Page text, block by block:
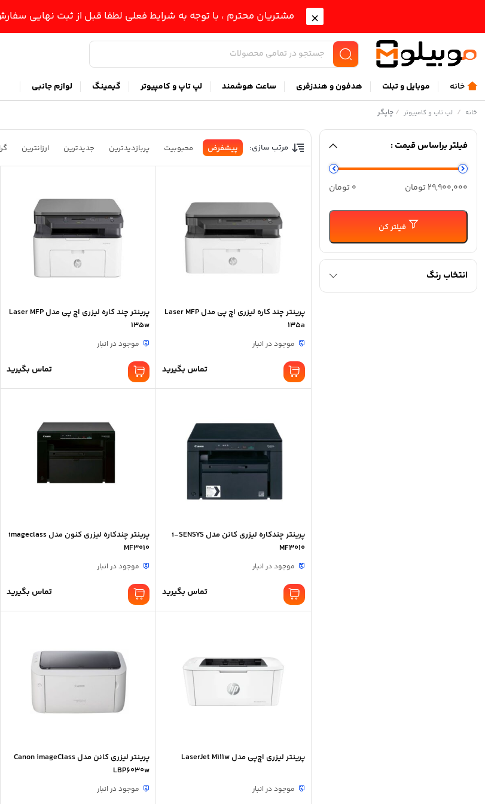
مشتریان محترم ، با توجه به شرایط فعلی لطفا قبل از ثبت نهایی
خانه موبايل و تبلت هدفون و هندزفری ساعت هوشمند لپ تاپ و کامپیوتر گیمینگ لوازم جانبی
خانه / لپ تاپ و کامپیوتر /چاپگر
فیلتر براساس قیمت :
حداقل
قیمت
حداكثر
قيمت
فیلتر کن
0 تومان 29,900,000 تومان
انتخاب رنگ
مرتب سازی: پیشفرض محبوبیت پربازدیدترین جدیدترین ارزانترین
پرینتر چند کاره لیزری اچ پی مدل Laser MFP
135a
موجود در انبار
تماس بگیرید
پرینتر چند کاره لیزری اچ پی مدل Laser MFP
135w
موجود در انبار
تماس بگیرید
پرینتر چندکاره لیزری کانن مدل i-SENSYS
MF3010
موجود در انبار
تماس بگیرید
پرینتر چندکاره لیزری کنون مدل imageclass
MF3010
موجود در انبار
تماس بگیرید
پرینتر لیزری اچ‌پی مدل LaserJet M111w
موجود در انبار
پرینتر لیزری کانن مدل Canon imageClass
LBP6030w
موجود در انبار